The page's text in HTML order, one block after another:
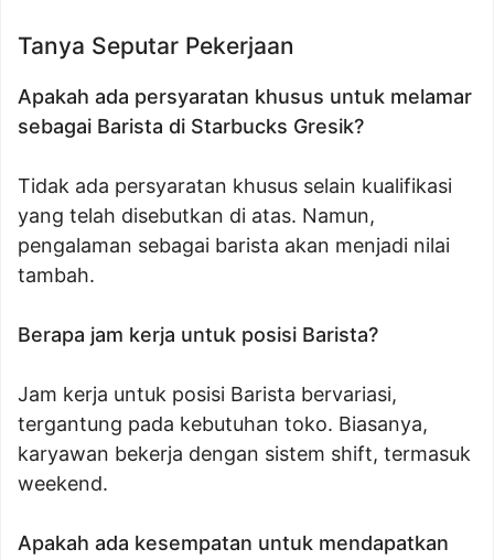
Tanya Seputar Pekerjaan
Apakah ada persyaratan khusus untuk melamar
sebagai Barista di Starbucks Gresik?
Tidak ada persyaratan khusus selain kualifikasi
yang telah disebutkan di atas. Namun,
pengalaman sebagai barista akan menjadi nilai
tambah.
Berapa jam kerja untuk posisi Barista?
Jam kerja untuk posisi Barista bervariasi,
tergantung pada kebutuhan toko. Biasanya,
karyawan bekerja dengan sistem shift, termasuk
weekend.
Apakah ada kesempatan untuk mendapatkan